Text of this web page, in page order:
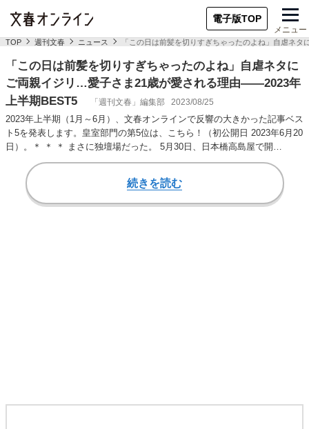
電子版TOP
メニュー
TOP 週刊文春 ニュース 「この日は前髪を切りすぎちゃったのよね」自虐ネ
「この日は前髪を切りすぎちゃったのよね」自虐ネタに
ご両親イジリ…愛子さま21歳が愛される理由――2023年
上半期BEST5
「週刊文春」編集部 2023/08/25
2023年上半期（1月～6月）、文春オンラインで反響の大きかった記事ベス
ト5を発表します。皇室部門の第5位は、こちら！（初公開日 2023年6月20
日）。＊ ＊ ＊ まさに独壇場だった。 5月30日、日本橋高島屋で開…
続きを読む